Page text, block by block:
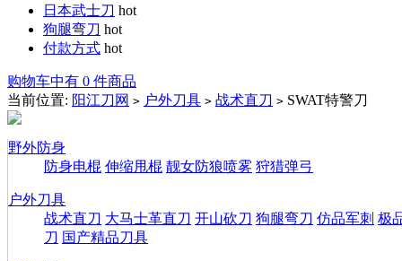
日本武士刀 hot
狗腿弯刀 hot
付款方式 hot
购物车中有 0 件商品
当前位置: 阳江刀网 > 户外刀具 > 战术直刀 > SWAT特警刀
野外防身
防身电棍 伸缩甩棍 靓女防狼喷雾 狩猎弹弓
户外刀具
战术直刀 大马士革直刀 开山砍刀 狗腿弯刀 仿品军刺 极
刀 国产精品刀具